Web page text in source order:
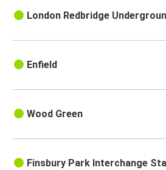
London Redbridge
Enfield
Wood Green
Finsbury Park Interchange